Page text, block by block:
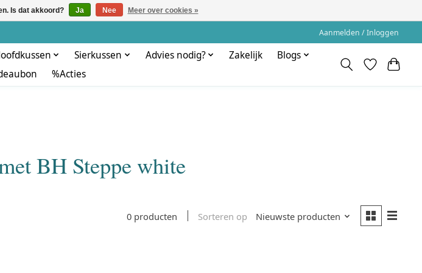
Aanmelden / Inloggen
Sierkussen Advies nodig? Zakelijk
Blogs
%Acties
BH Steppe white
0 producten Sorteren op Nieuwste producten
Is dat akkoord? Ja Nee Meer over cookies »